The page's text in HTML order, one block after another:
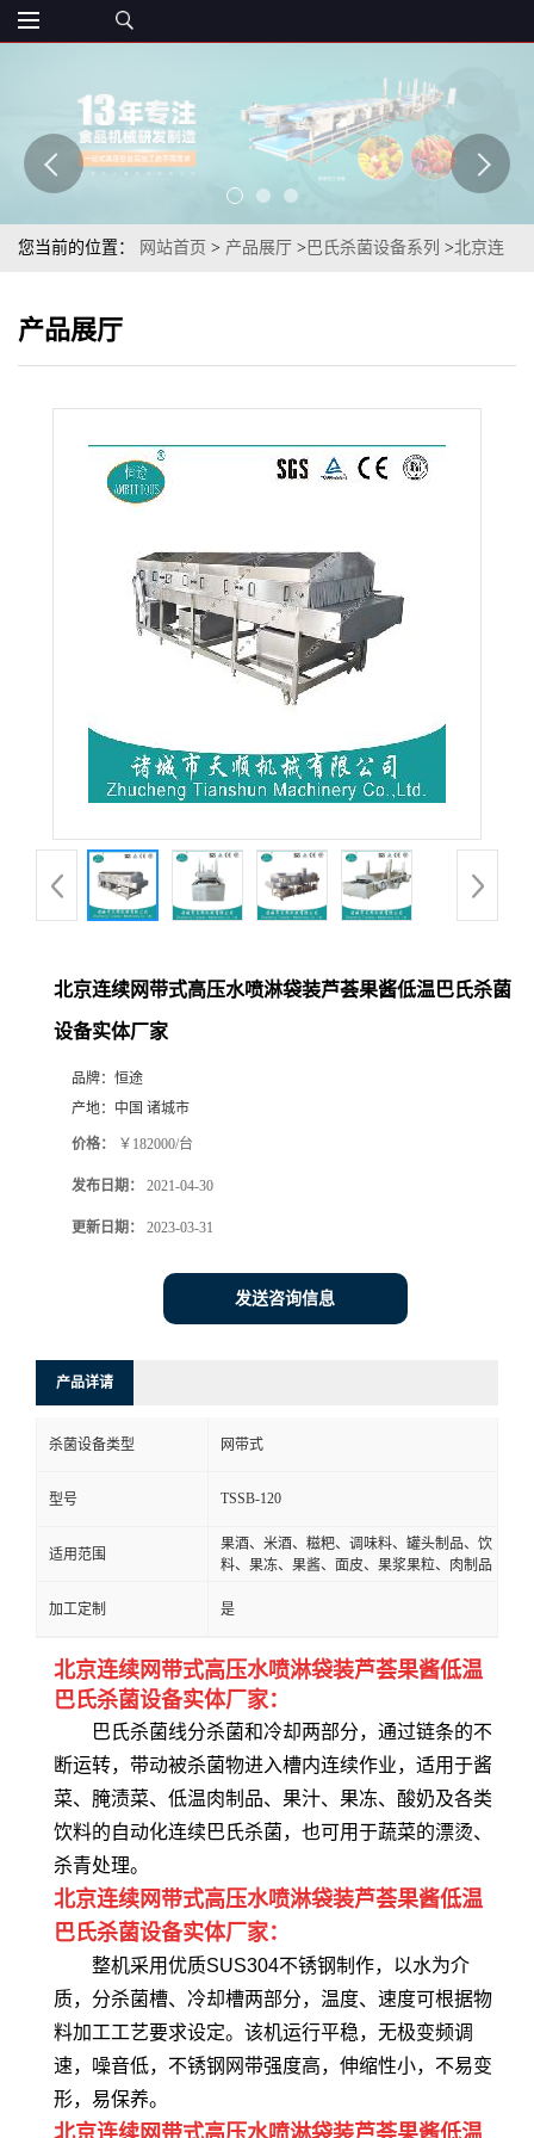
您当前的位置： 网站首页 > 产品展厅 > 巴氏杀菌设备系列 >北京连
产品展厅
北京连续网带式高压水喷淋袋装芦荟果酱低温巴氏杀菌
设备实体厂家
品牌： 恒途
产地： 中国 诸城市
价格： ￥182000/台
发布日期： 2021-04-30
更新日期： 2023-03-31
发送咨询信息
产品详请
杀菌设备类型 网带式
型号 TSSB-120
适用范围
果酒、米酒、糍粑、调味料、罐头制品、饮
料、果冻、果酱、面皮、果浆果粒、肉制品
加工定制 是
北京连续网带式高压水喷淋袋装芦荟果酱低温
巴氏杀菌设备实体厂家：
巴氏杀菌线分杀菌和冷却两部分，通过链条的不
断运转，带动被杀菌物进入槽内连续作业，适用于酱
菜、腌渍菜、低温肉制品、果汁、果冻、酸奶及各类
饮料的自动化连续巴氏杀菌，也可用于蔬菜的漂烫、
杀青处理。
北京连续网带式高压水喷淋袋装芦荟果酱低温
巴氏杀菌设备实体厂家：
整机采用优质SUS304不锈钢制作，以水为介
质，分杀菌槽、冷却槽两部分，温度、速度可根据物
料加工工艺要求设定。该机运行平稳，无极变频调
速，噪音低，不锈钢网带强度高，伸缩性小，不易变
形，易保养。
北京连续网带式高压水喷淋袋装芦荟果酱低温